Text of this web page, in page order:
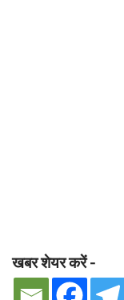
खबर शेयर करें -